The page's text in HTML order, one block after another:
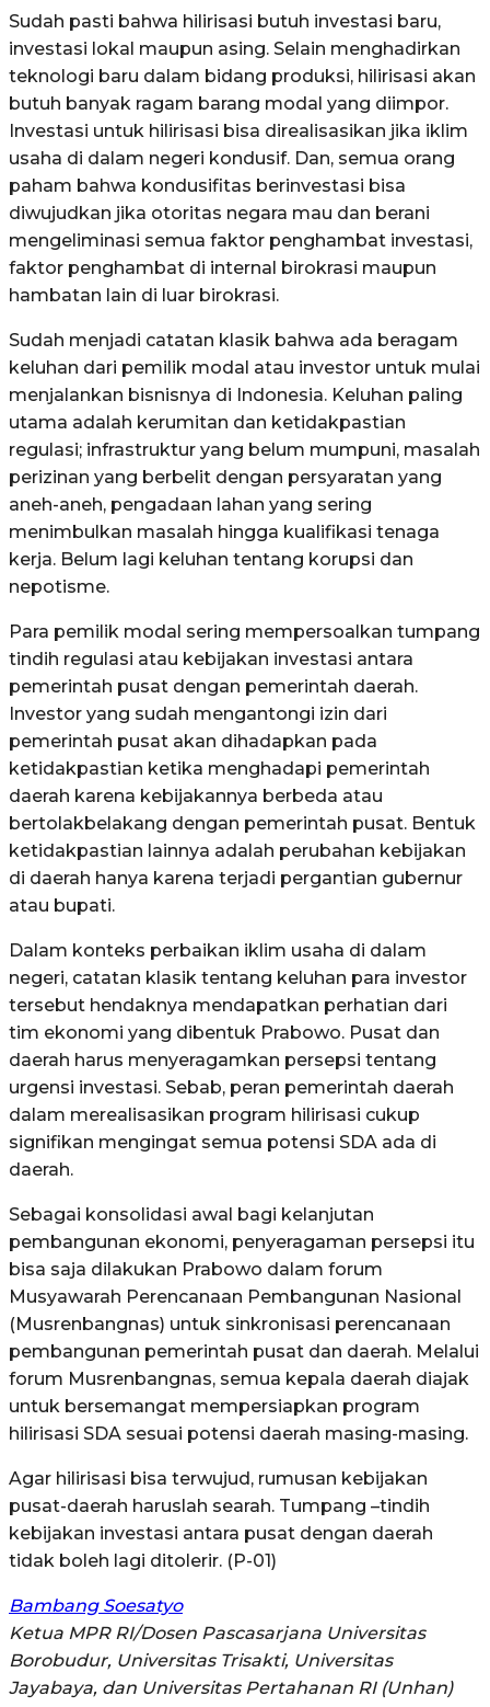
Sudah pasti bahwa hilirisasi butuh investasi baru,
investasi lokal maupun asing. Selain menghadirkan
teknologi baru dalam bidang produksi, hilirisasi akan
butuh banyak ragam barang modal yang diimpor.
Investasi untuk hilirisasi bisa direalisasikan jika iklim
usaha di dalam negeri kondusif. Dan, semua orang
paham bahwa kondusifitas berinvestasi bisa
diwujudkan jika otoritas negara mau dan berani
mengeliminasi semua faktor penghambat investasi,
faktor penghambat di internal birokrasi maupun
hambatan lain di luar birokrasi.
Sudah menjadi catatan klasik bahwa ada beragam
keluhan dari pemilik modal atau investor untuk mulai
menjalankan bisnisnya di Indonesia. Keluhan paling
utama adalah kerumitan dan ketidakpastian
regulasi; infrastruktur yang belum mumpuni, masalah
perizinan yang berbelit dengan persyaratan yang
aneh-aneh, pengadaan lahan yang sering
menimbulkan masalah hingga kualifikasi tenaga
kerja. Belum lagi keluhan tentang korupsi dan
nepotisme.
Para pemilik modal sering mempersoalkan tumpang
tindih regulasi atau kebijakan investasi antara
pemerintah pusat dengan pemerintah daerah.
Investor yang sudah mengantongi izin dari
pemerintah pusat akan dihadapkan pada
ketidakpastian ketika menghadapi pemerintah
daerah karena kebijakannya berbeda atau
bertolakbelakang dengan pemerintah pusat. Bentuk
ketidakpastian lainnya adalah perubahan kebijakan
di daerah hanya karena terjadi pergantian gubernur
atau bupati.
Dalam konteks perbaikan iklim usaha di dalam
negeri, catatan klasik tentang keluhan para investor
tersebut hendaknya mendapatkan perhatian dari
tim ekonomi yang dibentuk Prabowo. Pusat dan
daerah harus menyeragamkan persepsi tentang
urgensi investasi. Sebab, peran pemerintah daerah
dalam merealisasikan program hilirisasi cukup
signifikan mengingat semua potensi SDA ada di
daerah.
Sebagai konsolidasi awal bagi kelanjutan
pembangunan ekonomi, penyeragaman persepsi itu
bisa saja dilakukan Prabowo dalam forum
Musyawarah Perencanaan Pembangunan Nasional
(Musrenbangnas) untuk sinkronisasi perencanaan
pembangunan pemerintah pusat dan daerah. Melalui
forum Musrenbangnas, semua kepala daerah diajak
untuk bersemangat mempersiapkan program
hilirisasi SDA sesuai potensi daerah masing-masing.
Agar hilirisasi bisa terwujud, rumusan kebijakan
pusat-daerah haruslah searah. Tumpang –tindih
kebijakan investasi antara pusat dengan daerah
tidak boleh lagi ditolerir. (P-01)
Bambang Soesatyo
Ketua MPR RI/Dosen Pascasarjana Universitas
Borobudur, Universitas Trisakti, Universitas
Jayabaya, dan Universitas Pertahanan RI (Unhan)